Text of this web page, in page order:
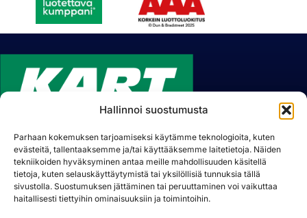
Hallinnoi suostumusta
Parhaan kokemuksen tarjoamiseksi käytämme teknologioita, kuten
evästeitä, tallentaaksemme ja/tai käyttääksemme laitetietoja. Näiden
tekniikoiden hyväksyminen antaa meille mahdollisuuden käsitellä
tietoja, kuten selauskäyttäytymistä tai yksilöllisiä tunnuksia tällä
sivustolla. Suostumuksen jättäminen tai peruuttaminen voi vaikuttaa
haitallisesti tiettyihin ominaisuuksiin ja toimintoihin.
Lummetie 8, 31400 Somero
Puh.(02) 7489 730
Sähköposti:kart@kart.fi